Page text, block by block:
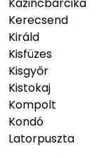
Kazincbarcika
Kerecsend
Királd
Kisfüzes
Kisgyőr
Kistokaj
Kompolt
Kondó
Latorpuszta